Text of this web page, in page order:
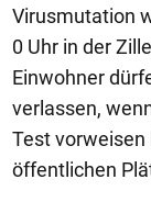
Virusmutation
0 Uhr in der
Einwohner
verlassen,
Test
öffentlichen